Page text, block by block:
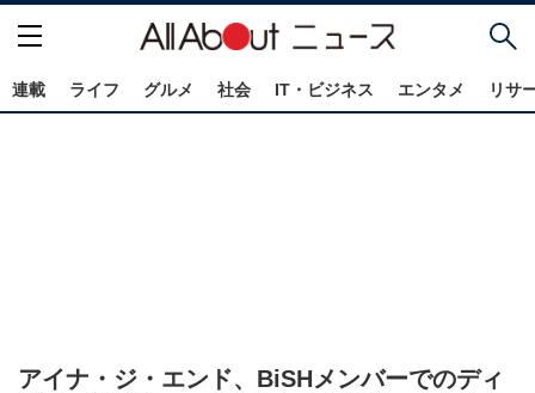
連載 ライフ グルメ 社会 IT・ビジネス エンタメ リサ
アイナ・ジ・エンド、BiSHメンバーでのディ